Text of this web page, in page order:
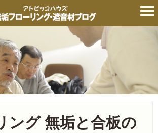
ング 無垢と合板の